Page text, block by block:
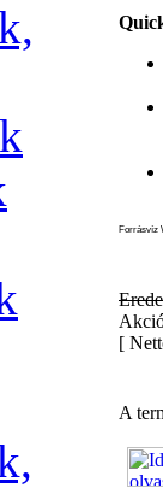
Forrásvíz
[
A